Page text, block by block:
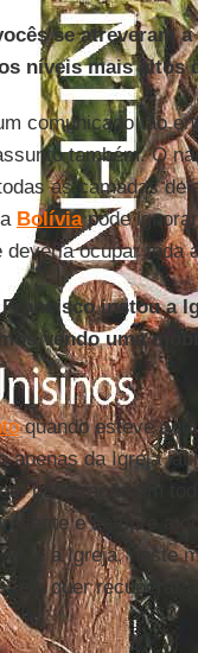
se atreveram
níveis mais altos
comunicado tão
também. O
as camadas
Bolíviapode
ocupar toda
Francisco instou a
vendo uma
quando esteve
apenas da Igreja
penetração em
e sempre a
e a Igreja, neste
ela quer recuperar